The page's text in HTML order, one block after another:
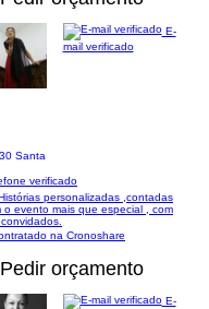
Santa
E-
mail verificado
verificado
personalizadas ,contadas
evento mais que especial , com
na Cronoshare
Pedir orçamento
E-